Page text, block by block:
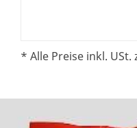
* Alle Preise inkl. USt.